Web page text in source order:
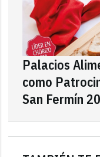
Palacios
como
San Fermín